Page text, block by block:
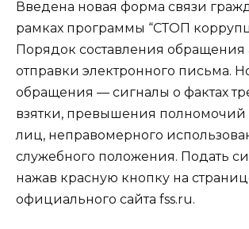
Введена новая форма связи
рамках программы “СТОП
Порядок составления обращения
отправки электронного письма.
обращения — сигналы о фактах
взятки, превышения полномочий
лиц, неправомерного
служебного положения. Подать
нажав красную кнопку на
официального сайта fss.ru.